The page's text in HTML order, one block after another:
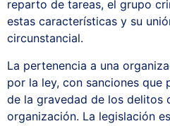
reparto de tareas, el grupo
estas características y su
circunstancial.
La pertenencia a una
por la ley, con sanciones que
de la gravedad de los delitos
organización. La legislación